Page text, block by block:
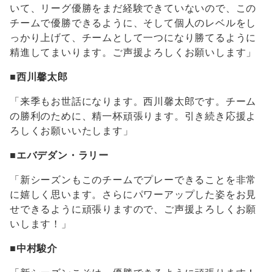
いて、リーグ優勝をまだ経験できていないので、この
チームで優勝できるように、そして個人のレベルをし
っかり上げて、チームとして一つになり勝てるように
精進してまいります。ご声援よろしくお願いします」
■西川馨太郎
「来季もお世話になります。西川馨太郎です。チーム
の勝利のために、精一杯頑張ります。引き続き応援よ
ろしくお願いいたします」
■エバデダン・ラリー
「新シーズンもこのチームでプレーできることを非常
に嬉しく思います。さらにパワーアップした姿をお見
せできるように頑張りますので、ご声援よろしくお願
いします！」
■中村駿介